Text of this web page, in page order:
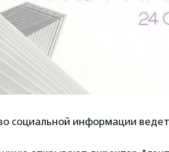
социальной информации